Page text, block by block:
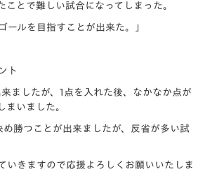
ことで難しい試合になってしまった。
ールを目指すことが出来た。」
ト
来ましたが、1点を入れた後、なかなか点が
まいました。
め勝つことが出来ましたが、反省が多い試
いきますので応援よろしくお願いいたしま